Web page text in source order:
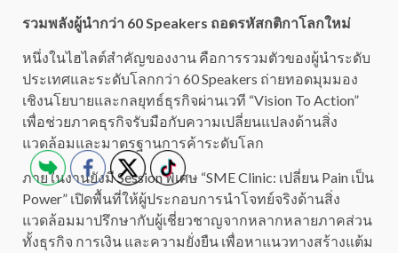
รวมพลังผู้นำกว่า 60 Speakers ถอดรหัสกติกาโลกใหม่
หนึ่งในไฮไลต์สำคัญของงาน คือการรวมตัวของผู้นำระดับ
ประเทศและระดับโลกกว่า 60 Speakers ถ่ายทอดมุมมอง
เชิงนโยบายและกลยุทธ์ธุรกิจผ่านเวที “Vision To Action”
เพื่อช่วยภาคธุรกิจรับมือกับความเปลี่ยนแปลงด้านสิ่ง
แวดล้อมและมาตรฐานการค้าระดับโลก
ภายในงานยังมี Session พิเศษ “SME Clinic: เปลี่ยน Pain เป็น
Power” เปิดพื้นที่ให้ผู้ประกอบการนำโจทย์จริงด้านสิ่ง
แวดล้อมมาปรึกษากับผู้เชี่ยวชาญจากหลากหลายภาคส่วน
ทั้งธุรกิจ การเงิน และความยั่งยืน เพื่อหาแนวทางสร้างแต้ม